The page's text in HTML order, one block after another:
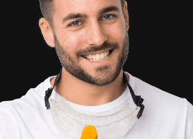
admin
10 Haziran 2026
Açılır? Pratik Çözümler
kilitli kaldı ve ne yapacağınızı
genellikle basit müdahalelerle
modeline göre uygulayabileceğiniz